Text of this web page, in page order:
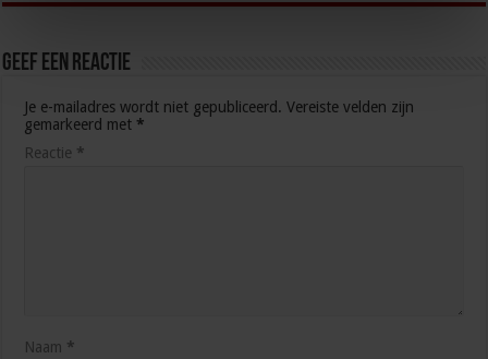
Geef een reactie
Je e-mailadres wordt niet gepubliceerd. Vereiste velden zijn
gemarkeerd met *
Reactie *
Naam *